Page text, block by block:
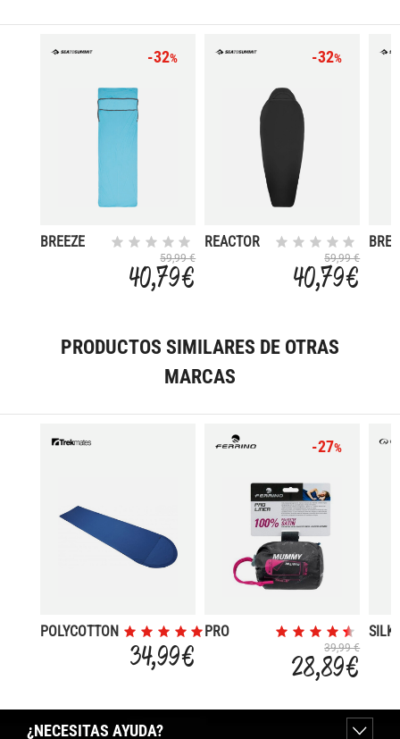
-32%
BREEZE
59,99 €
40,79 €
-32%
REACTOR
59,99 €
40,79 €
PRODUCTOS SIMILARES DE OTRAS
MARCAS
POLYCOTTON
34,99 €
-27%
PRO
39,99 €
28,89 €
SILK
¿NECESITAS AYUDA?